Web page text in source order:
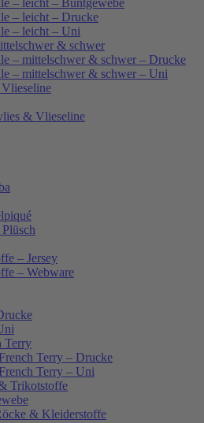
– leicht – Drucke
– leicht – Uni
& schwer
– mittelschwer & schwer – Drucke
– mittelschwer & schwer – Uni
& Vlieseline
– Jersey
– Webware
Terry
Terry – Drucke
Terry – Uni
Trikotstoffe
& Kleiderstoffe